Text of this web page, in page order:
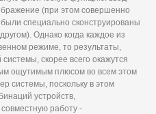
(при этом совершенно
специально сконструированы
Однако когда каждое из
режиме, то результаты,
скорее всего окажутся
ощутимым плюсом во всем этом
системы, поскольку в этом
устройств,
работу -